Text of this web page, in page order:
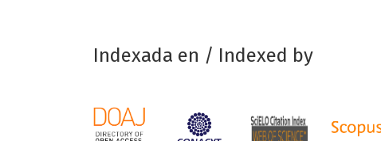
Indexada en / Indexed by